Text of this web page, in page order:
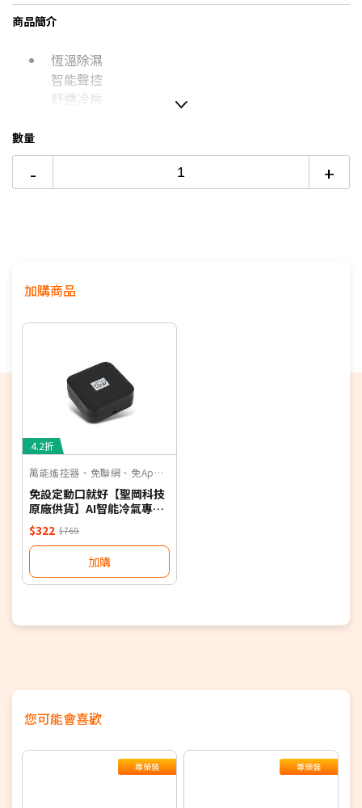
12期
24期
台灣大哥大Open Possible聯名卡滿額最高回饋25%
熱銷冷氣機推薦→點我看達人教你買
冷氣挑選教學→點我看達人教你買
商品簡介
恆溫除濕
智能聲控
舒適冷房
100元/樓。
價格包含【標準安裝】+【舊機回收】
本商品正常為3至7個工作天會以電話或簡訊聯絡後續
再另外發送簡訊通知。
若您同意以上約定事項再行下單，謝謝。
保固依原廠公告為主，加贈安裝保固一年。
數量
- +
加購商品
4.2折
萬能遙控器、免聯網、免App、聲控
免設定動口就好【聖岡科技
原廠供貨】AI智能冷氣專用
語音遙控器 保固一年 適用對
應廠牌 NB
$322 $769
加購
您可能會喜歡
尊榮裝 尊榮裝